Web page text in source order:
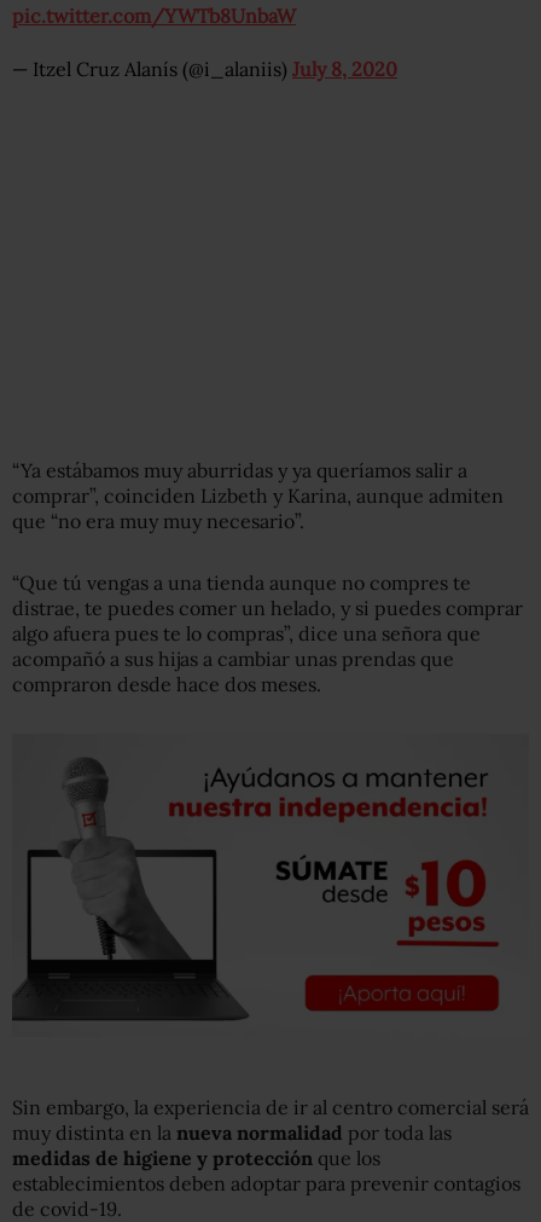
pic.twitter.com/YWTb8UnbaW
— Itzel Cruz Alanís (@i_alaniis) July 8, 2020
“Ya estábamos muy aburridas y ya queríamos salir a
comprar”, coinciden Lizbeth y Karina, aunque admiten
que “no era muy muy necesario”.
“Que tú vengas a una tienda aunque no compres te
distrae, te puedes comer un helado, y si puedes comprar
algo afuera pues te lo compras”, dice una señora que
acompañó a sus hijas a cambiar unas prendas que
compraron desde hace dos meses.
Sin embargo, la experiencia de ir al centro comercial será
muy distinta en la nueva normalidad por toda las
medidas de higiene y protección que los
establecimientos deben adoptar para prevenir contagios
de covid-19.